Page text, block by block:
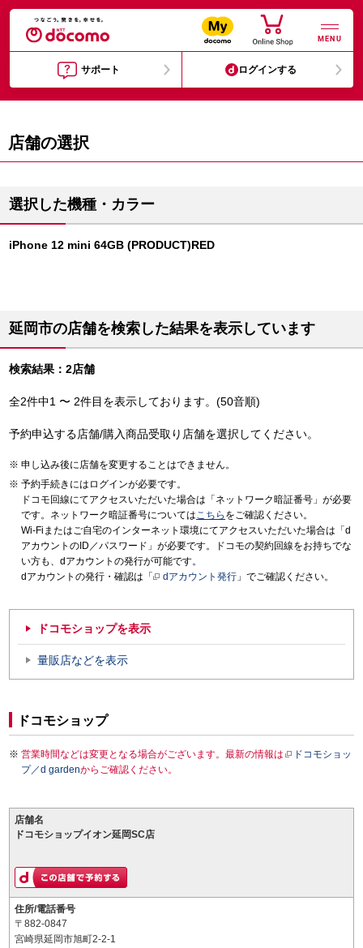
MENU
サポート ログインする
店舗の選択
選択した機種・カラー
iPhone 12 mini 64GB (PRODUCT)RED
延岡市の店舗を検索した結果を表示しています
検索結果：2店舗
全2件中1 〜 2件目を表示しております。(50音順)
予約申込する店舗/購入商品受取り店舗を選択してください。
申し込み後に店舗を変更することはできません。
予約手続きにはログインが必要です。
ドコモ回線にてアクセスいただいた場合は「ネットワーク暗証番号」が必要
です。ネットワーク暗証番号についてはこちら をご確認ください。
Wi-Fiまたはご自宅のインターネット環境にてアクセスいただいた場合は「d
アカウントのID／パスワード」が必要です。ドコモの契約回線をお持ちでな
い方も、dアカウントの発行が可能です。
dアカウントの発行・確認は「
dアカウント発行 」でご確認ください。
ドコモショップを表示
量販店などを表示
ドコモショップ
営業時間などは変更となる場合がございます。最新の情報は
ドコモショッ
プ／d gardenからご確認ください。
店舗名
ドコモショップイオン延岡SC店
住所/電話番号
〒882-0847
宮崎県延岡市旭町2-2-1